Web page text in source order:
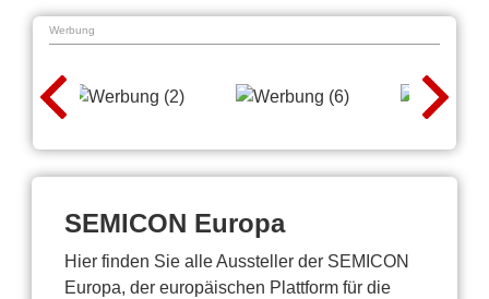
Werbung
SEMICON Europa
Hier finden Sie alle Aussteller der SEMICON
Europa, der europäischen Plattform für die